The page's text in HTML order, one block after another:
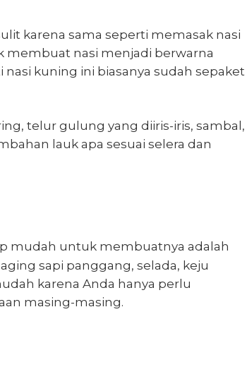
karena sama seperti memasak nasi
membuat nasi menjadi berwarna
kuning ini biasanya sudah sepaket
telur gulung yang diiris-iris, sambal,
lauk apa sesuai selera dan
mudah untuk membuatnya adalah
sapi panggang, selada, keju
karena Anda hanya perlu
masing-masing.